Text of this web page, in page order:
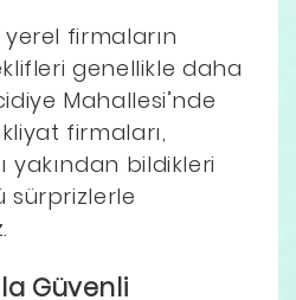
yerel firmaların
genellikle daha
Mahallesi’nde
firmaları,
yakından bildikleri
sürprizlerle
Güvenli